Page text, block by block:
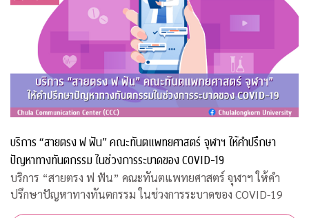
บริการ “สายตรง ฟ ฟัน” คณะทันตแพทยศาสตร์ จุฬาฯ ให้คำปรึกษา
ปัญหาทางทันตกรรม ในช่วงการระบาดของ COVID-19
บริการ “สายตรง ฟ ฟัน” คณะทันตแพทยศาสตร์ จุฬาฯ ให้คำ
ปรึกษาปัญหาทางทันตกรรม ในช่วงการระบาดของ COVID-19